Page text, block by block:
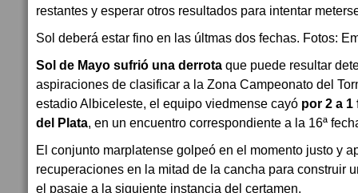
restantes y esperar otros resultados para intentar
Sol deberá estar fino en las últmas dos fechas. Fotos:
Sol de Mayo sufrió una derrota que puede resultar
aspiraciones de clasificar a la Zona Campeonato del
estadio Albiceleste, el equipo viedmense cayó por 2 a 1
del Plata, en un encuentro correspondiente a la 16ª
El conjunto marplatense golpeó en el momento justo y
recuperaciones en la mitad de la cancha para construir
el pasaje a la siguiente instancia del certamen.